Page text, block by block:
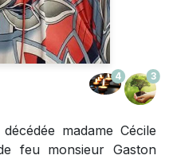
4 3
madame Cécile
feu monsieur Gaston